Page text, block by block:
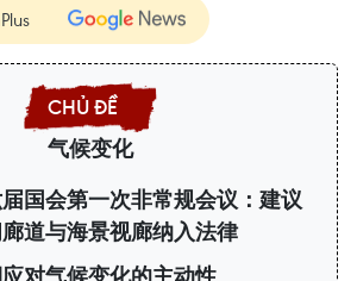
气候变化
国会第一次非常规会议：建议
道与海景视廊纳入法律